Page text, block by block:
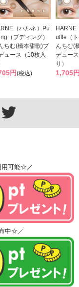
（ハルネ）Pu
（プディング）
ちむ(橋本甜歌)プ
ュース（10枚入
円(税込)
HARNE
uffle（
んちむ(
デュー
り）
1,705
用可能☆／
中☆／